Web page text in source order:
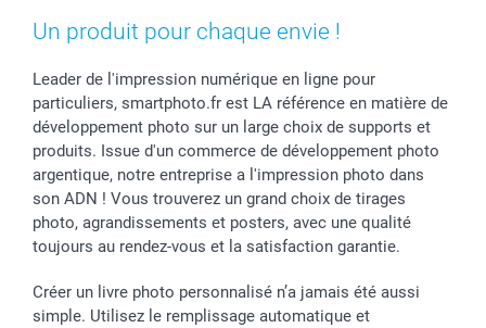
Un produit pour chaque envie !
Leader de l'impression numérique en ligne pour
particuliers, smartphoto.fr est LA référence en matière de
développement photo sur un large choix de supports et
produits. Issue d'un commerce de développement photo
argentique, notre entreprise a l'impression photo dans
son ADN ! Vous trouverez un grand choix de tirages
photo, agrandissements et posters, avec une qualité
toujours au rendez-vous et la satisfaction garantie.
Créer un livre photo personnalisé n’a jamais été aussi
simple. Utilisez le remplissage automatique et